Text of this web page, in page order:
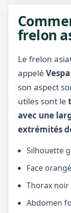
frelon
Le frelon
appelé
son aspect
utiles sont le
avec une
extrémités
Silhouette
Face
Thorax
Abdomen